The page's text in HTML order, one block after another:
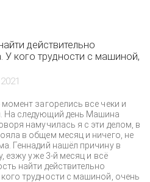
действительно
У кого трудности с машиной,
загорелись все чеки и
На следующий день Машина
намучилась я с эти делом, в
в общем месяц и ничего, не
Геннадий нашёл причину в
езжу уже 3-й месяц и всё
найти действительно
трудности с машиной, очень